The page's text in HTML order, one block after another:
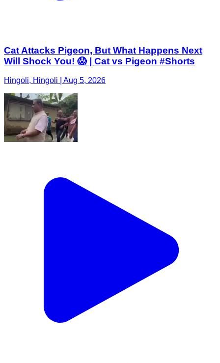
Cat Attacks Pigeon, But What Happens Next
Will Shock You! 😱 | Cat vs Pigeon #Shorts
Hingoli, Hingoli | Aug 5, 2026